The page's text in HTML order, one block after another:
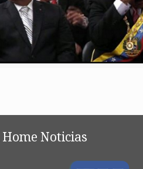
Home Noticias